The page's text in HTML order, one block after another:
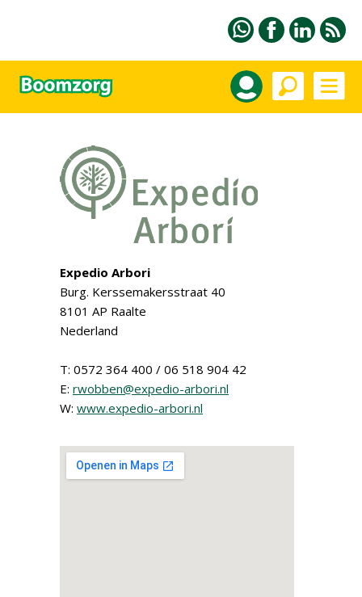
Expedio Arbori
Burg. Kerssemakersstraat 40
8101 AP Raalte
Nederland
T: 0572 364 400 / 06 518 904 42
E: rwobben@expedio-arbori.nl
W: www.expedio-arbori.nl